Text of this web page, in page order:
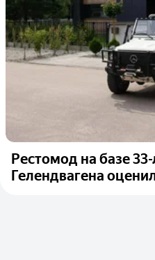
Рестомод на базе
Гелендвагена